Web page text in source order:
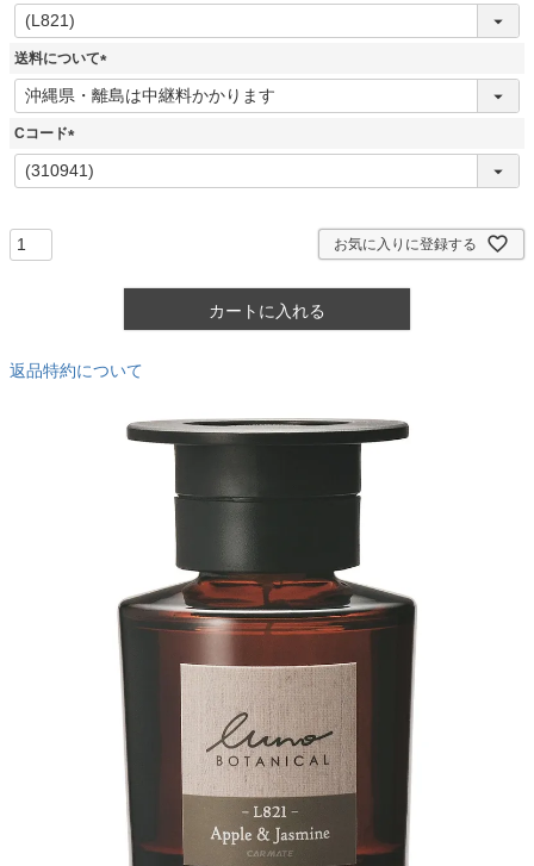
(
必
須
送料について
(
必
Cコード
(
必
お気に入りに登録する
カートに入れる
返品特約について